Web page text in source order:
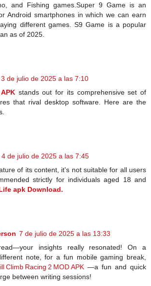
and Fishing games.Super 9 Game is an
Android smartphones in which we can earn
different games. S9 Game is a popular
as of 2025.
3 de julio de 2025 a las 7:10
stands out for its comprehensive set of
that rival desktop software. Here are the
4 de julio de 2025 a las 7:45
of its content, it's not suitable for all users
strictly for individuals aged 18 and
apk Download.
7 de julio de 2025 a las 13:33
insights really resonated! On a
note, for a fun mobile gaming break,
Climb Racing 2 MOD APK —a fun and quick
between writing sessions!